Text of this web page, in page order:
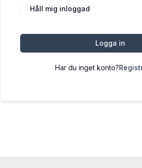
Håll mig inloggad
Logga in
Har du inget konto?